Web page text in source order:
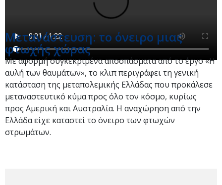
Μετανάστευση: το όνειρο μιας
φτωχής χώρας
Με αφορμή συγκεκριμένα αποσπάσματα από το έργο «Η
αυλή των θαυμάτων», το κλιπ περιγράφει τη γενική
κατάσταση της μεταπολεμικής Ελλάδας που προκάλεσε
μεταναστευτικό κύμα προς όλο τον κόσμο, κυρίως
προς Αμερική και Αυστραλία. Η αναχώρηση από την
Ελλάδα είχε καταστεί το όνειρο των φτωχών
στρωμάτων.